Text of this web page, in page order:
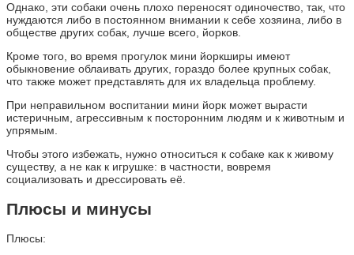
Однако, эти собаки очень плохо переносят одиночество, так, что
нуждаются либо в постоянном внимании к себе хозяина, либо в
обществе других собак, лучше всего, йорков.
Кроме того, во время прогулок мини йоркширы имеют
обыкновение облаивать других, гораздо более крупных собак,
что также может представлять для их владельца проблему.
При неправильном воспитании мини йорк может вырасти
истеричным, агрессивным к посторонним людям и к животным и
упрямым.
Чтобы этого избежать, нужно относиться к собаке как к живому
существу, а не как к игрушке: в частности, вовремя
социализовать и дрессировать её.
Плюсы и минусы
Плюсы: